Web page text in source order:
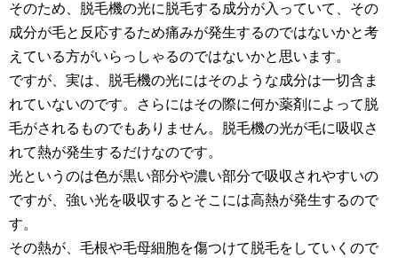
そのため、脱毛機の光に脱毛する成分が入っていて、その
成分が毛と反応するため痛みが発生するのではないかと考
えている方がいらっしゃるのではないかと思います。
ですが、実は、脱毛機の光にはそのような成分は一切含ま
れていないのです。さらにはその際に何か薬剤によって脱
毛がされるものでもありません。脱毛機の光が毛に吸収さ
れて熱が発生するだけなのです。
光というのは色が黒い部分や濃い部分で吸収されやすいの
ですが、強い光を吸収するとそこには高熱が発生するので
す。
その熱が、毛根や毛母細胞を傷つけて脱毛をしていくので